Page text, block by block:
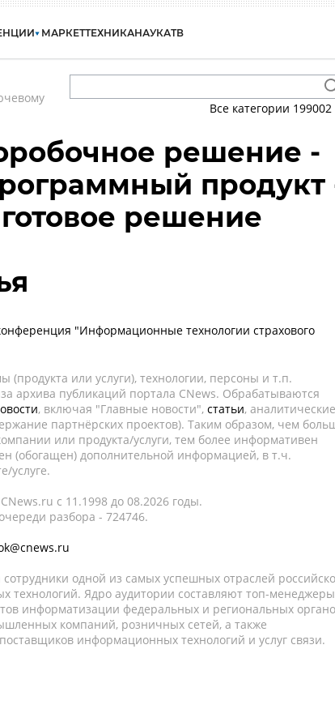
МАРКЕТТЕХНИКАНАУКАТВ
Все категории 199002
решение -
продукт
решение
"Информационные технологии страхового
или услуги), технологии, персоны и т.п.
архива публикаций портала CNews. Обрабатываются
, включая "Главные новости", статьи, аналитические
партнёрских проектов). Таким образом, чем
или продукта/услуги, тем более информативен
(обогащен) дополнительной информацией, в т.ч.
услуге.
c 11.1998 до 08.2026 годы.
разбора - 724746.
одной из самых успешных отраслей
технологий. Ядро аудитории составляют топ-
информатизации федеральных и региональных
компаний, розничных сетей, а также
информационных технологий и услуг связи.